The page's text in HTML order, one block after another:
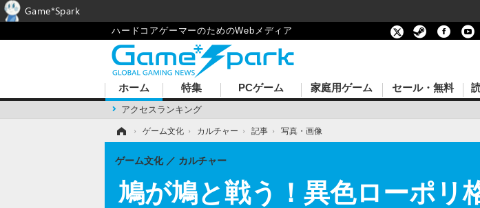
ハードコアゲーマーのためのWebメディア
ホーム
アクセスランキング
特集 PCゲーム 家庭用ゲーム セール・無料
› ゲーム文化 › カルチャー › 記事 › 写真・画像
鳩が鳩と戦う！異色ローポ
ゲーム文化 カルチャー
Game*Spark